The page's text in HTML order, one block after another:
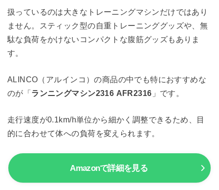
扱っているのは大きなトレーニングマシンだけではあり
ません。スティック型の自重トレーニンググッズや、無
駄な負荷をかけないコンパクトな腹筋グッズもありま
す。
ALINCO（アルインコ）の商品の中でも特におすすめな
のが「ランニングマシン2316 AFR2316 」です。
走行速度が0.1km/h単位から細かく調整できるため、目
的に合わせて体への負荷を変えられます。
Amazonで詳細を見る